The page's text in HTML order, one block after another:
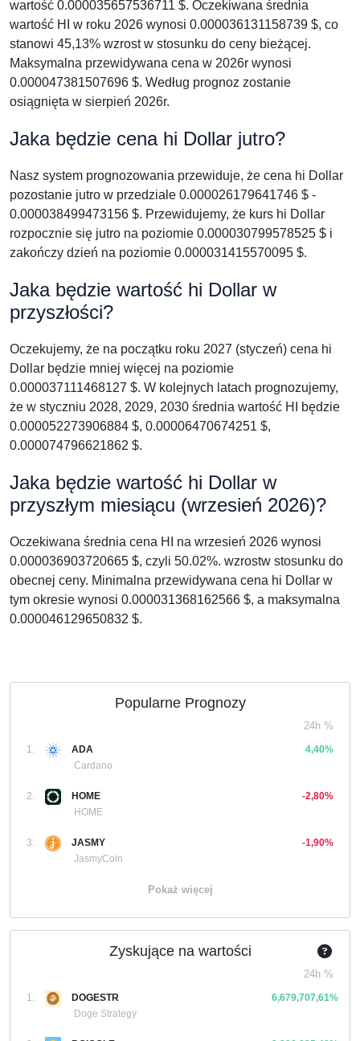
wartość 0.000035657536711 $. Oczekiwana średnia
wartość HI w roku 2026 wynosi 0.000036131158739 $, co
stanowi 45,13% wzrost w stosunku do ceny bieżącej.
Maksymalna przewidywana cena w 2026r wynosi
0.000047381507696 $. Według prognoz zostanie
osiągnięta w sierpień 2026r.
Jaka będzie cena hi Dollar jutro?
Nasz system prognozowania przewiduje, że cena hi Dollar
pozostanie jutro w przedziale 0.000026179641746 $ -
0.000038499473156 $. Przewidujemy, że kurs hi Dollar
rozpocznie się jutro na poziomie 0.000030799578525 $ i
zakończy dzień na poziomie 0.000031415570095 $.
Jaka będzie wartość hi Dollar w
przyszłości?
Oczekujemy, że na początku roku 2027 (styczeń) cena hi
Dollar będzie mniej więcej na poziomie
0.000037111468127 $. W kolejnych latach prognozujemy,
że w styczniu 2028, 2029, 2030 średnia wartość HI będzie
0.000052273906884 $, 0.00006470674251 $,
0.000074796621862 $.
Jaka będzie wartość hi Dollar w
przyszłym miesiącu (wrzesień 2026)?
Oczekiwana średnia cena HI na wrzesień 2026 wynosi
0.000036903720665 $, czyli 50.02%. wzrostw stosunku do
obecnej ceny. Minimalna przewidywana cena hi Dollar w
tym okresie wynosi 0.000031368162566 $, a maksymalna
0.000046129650832 $.
Popularne Prognozy
24h %
1.
ADA
Cardano
4,40%
2.
HOME
HOME
-2,80%
3.
JASMY
JasmyCoin
-1,90%
Pokaż więcej
Zyskujące na wartości
24h %
1.
DOGESTR
Doge Strategy
6,679,707,61%